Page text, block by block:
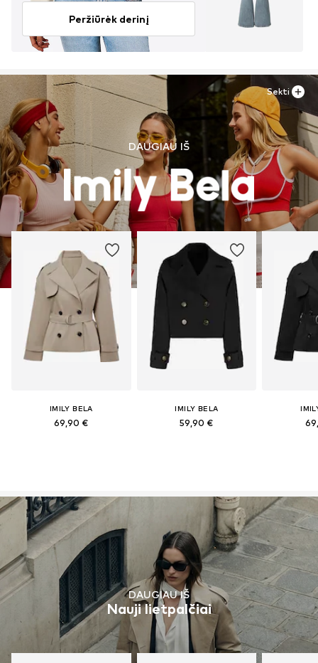
Peržiūrėk derinį
DAUGIAU IŠ
IMILY BELA
69,90 €
IMILY BELA
59,90 €
Sekti
DAUGIAU IŠ
Nauji lietpalčiai